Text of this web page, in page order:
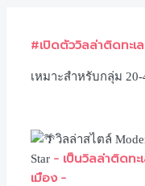
#เปิดตัววิลล่าติดทะเ
เหมาะสำหรับกลุ่ม
วิลล่าสไตล์
Star – เป็นวิลล่าติดทะ
เมือง –